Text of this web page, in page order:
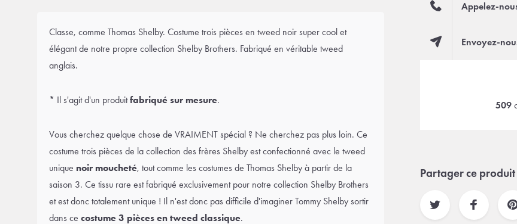
Classe, comme Thomas Shelby. Costume trois pièces en tweed noir super cool et
élégant de notre propre collection Shelby Brothers. Fabriqué en véritable tweed
anglais.
* Il s'agit d'un produitfabriqué sur mesure.
Vous cherchez quelque chose de VRAIMENT spécial ? Ne cherchez pas plus loin. Ce
costume trois pièces de la collection des frères Shelby est confectionné avec le tweed
unique noir moucheté, tout comme les costumes de Thomas Shelby à partir de la
saison 3. Ce tissu rare est fabriqué exclusivement pour notre collection Shelby Brothers
et est donc totalement unique ! Il n'est donc pas difficile d'imaginer Tommy Shelby sortir
dans ce costume 3 pièces en tweed classique.
Appelez-
Envoyez-
509
Partager ce produit